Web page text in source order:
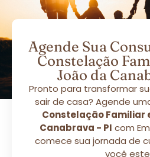
Agende Sua
Constelação
João da
Pronto para transformar
sair de casa? Agende
Constelação Familiar
Canabrava - PI com
comece sua jornada de
você